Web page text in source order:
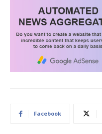
Facebook